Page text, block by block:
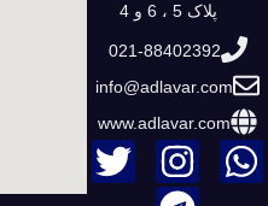
پلاک 5 ، 6 و 4
021-88402392
info@adlavar.com
www.adlavar.com